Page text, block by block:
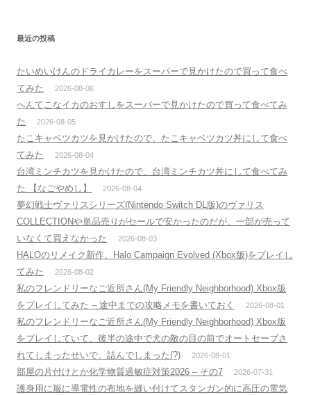
最近の投稿
たいめいけんのドライカレーをスーパーで見かけたので買って食べ
てみた
2026-08-06
へんてこなイカのおすしをスーパーで見かけたので買って食べてみ
た
2026-08-05
たこキャベツカツを見かけたので、たこキャベツカツ丼にして食べ
てみた
2026-08-04
台湾ミンチカツを見かけたので、台湾ミンチカツ丼にして食べてみ
た 【なごやめし】
2026-08-04
夢幻戦士ヴァリスシリーズ(Nintendo Switch DL版)のヴァリス
COLLECTIONや単品売りがセールで安かったのだが、一部が売って
いなくて買えなかった
2026-08-03
HALOのリメイク新作、Halo Campaign Evolved (Xbox版)をプレイし
てみた
2026-08-02
私のフレンドリーなご近所さん(My Friendly Neighborhood) Xbox版
をプレイしてみた – 途中までの攻略メモを書いておく
2026-08-01
私のフレンドリーなご近所さん(My Friendly Neighborhood) Xbox版
をプレイしていて、後半の途中で犬の敵の目の前でオートセーブさ
れてしまったせいで、詰んでしまった(?)
2026-08-01
部屋の片付けとか化学物質過敏症対策2026 – その7 2026-07-31
護身用に服に導電性の布地を縫い付けてスタンガン的に高圧の電気